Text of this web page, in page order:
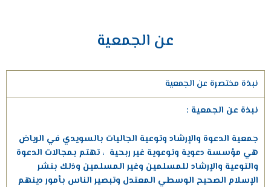
عن الجمعية
نبذة مختصرة عن الجمعية
نبذة عن الجمعية :
جمعية الدعوة والإرشاد وتوعية الجاليات بالسويدي في الرياض
هي مؤسسة دعوية وتوعوية غير ربحية ، تهتم بمجالات الدعوة
والتوعية والإرشاد للمسلمين وغير المسلمين وذلك بنشر
الإسلام الصحيح الوسطي المعتدل وتبصير الناس بأمور دينهم